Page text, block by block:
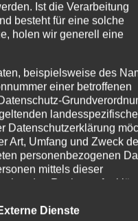
Ist die Verarbeitung
besteht für eine solche
holen wir generell eine
beispielsweise des
einer betroffenen
Datenschutzerklärung
Art, Umfang und Zweck
personenbezogenen
mittels dieser
Rechte aufgeklärt.
zahlreiche
Dienste